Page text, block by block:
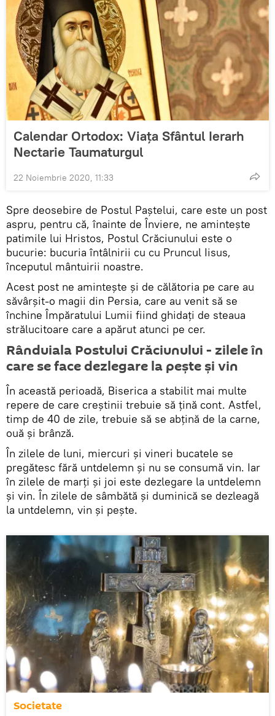
Calendar Ortodox: Viața Sfântul Ierarh
Nectarie Taumaturgul
22 Noiembrie 2020, 11:33
Spre deosebire de Postul Paştelui, care este un post
aspru, pentru că, înainte de Înviere, ne amintește
patimile lui Hristos, Postul Crăciunului este o
bucurie: bucuria întâlnirii cu cu Pruncul Iisus,
începutul mântuirii noastre.
Acest post ne aminteşte şi de călătoria pe care au
săvârșit-o magii din Persia, care au venit să se
închine Împăratului Lumii fiind ghidați de steaua
strălucitoare care a apărut atunci pe cer.
Rânduiala Postului Crăciunului - zilele în
care se face dezlegare la pește și vin
În această perioadă, Biserica a stabilit mai multe
repere de care creștinii trebuie să țină cont. Astfel,
timp de 40 de zile, trebuie să se abţină de la carne,
ouă şi brânză.
În zilele de luni, miercuri și vineri bucatele se
pregătesc fără untdelemn și nu se consumă vin. Iar
în zilele de marți și joi este dezlegare la untdelemn
și vin. În zilele de sâmbătă și duminică se dezleagă
la untdelemn, vin și pește.
Societate